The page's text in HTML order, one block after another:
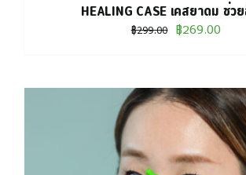
HEALING CASE เคสยาดม ช่ว
฿299.00 Original
฿299.00.
฿269.00
฿